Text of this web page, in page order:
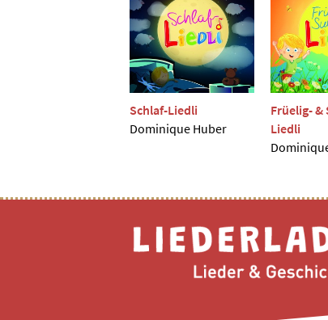
Schlaf-Liedli
Dominique Huber
Früelig- &
Liedli